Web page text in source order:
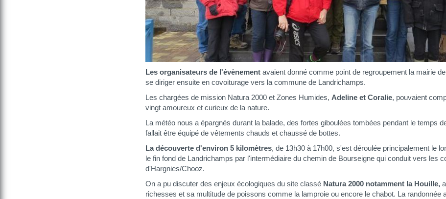
Les organisateurs de l'évènement avaient donné comme point de regroupement la mairie
se diriger ensuite en covoiturage vers la commune de Landrichamps.
Les chargées de mission Natura 2000 et Zones Humides, Adeline et Coralie, pouvaient
vingt amoureux et curieux de la nature.
La météo nous a épargnés durant la balade, des fortes giboulées tombées pendant le temps
fallait être équipé de vêtements chauds et chaussé de bottes.
La découverte d'environ 5 kilomètres, de 13h30 à 17h00, s'est déroulée principalement le
le fin fond de Landrichamps par l'intermédiaire du chemin de Bourseigne qui conduit vers les
d'Hargnies/Chooz.
On a pu discuter des enjeux écologiques du site classé Natura 2000 notamment la Houille,
richesses et sa multitude de poissons comme la lamproie ou encore le chabot. La randonnée